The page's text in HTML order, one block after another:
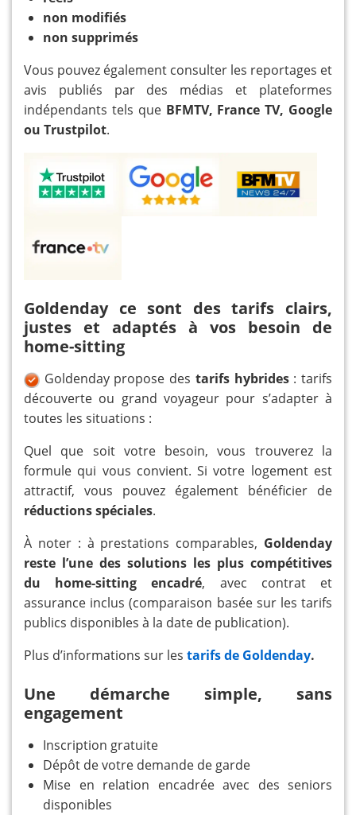
non modifiés
non supprimés
Vous pouvez également consulter les reportages et
avis publiés par des médias et plateformes
indépendants tels que BFMTV, France TV, Google
ou Trustpilot.
Goldenday ce sont des tarifs clairs,
justes et adaptés à vos besoin de
home-sitting
Goldenday propose des tarifs hybrides: tarifs
découverte ou grand voyageur pour s’adapter à
toutes les situations :
Quel que soit votre besoin, vous trouverez la
formule qui vous convient. Si votre logement est
attractif, vous pouvez également bénéficier de
réductions spéciales.
À noter : à prestations comparables, Goldenday
reste l’une des solutions les plus compétitives
du home-sitting encadré, avec contrat et
assurance inclus (comparaison basée sur les tarifs
publics disponibles à la date de publication).
Plus d’informations sur les tarifs de Goldenday.
Une démarche simple, sans
engagement
Inscription gratuite
Dépôt de votre demande de garde
Mise en relation encadrée avec des seniors
disponibles